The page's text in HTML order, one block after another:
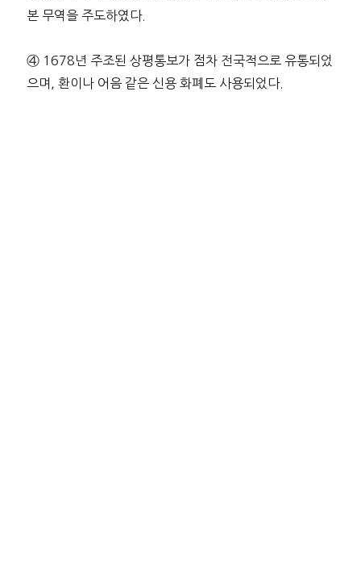
본 무역을 주도하였다.
④ 1678년 주조된 상평통보가 점차 전국적으로 유통되었
으며, 환이나 어음 같은 신용 화폐도 사용되었다.